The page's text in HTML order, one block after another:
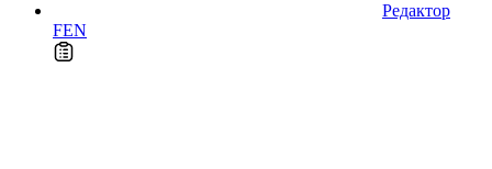
Редактор
FEN